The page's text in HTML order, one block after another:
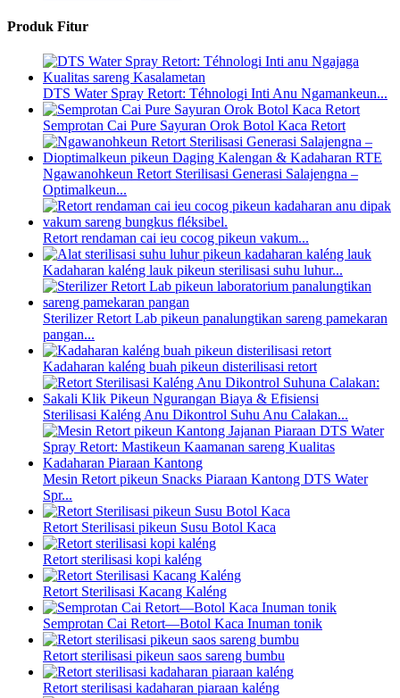
Produk Fitur
DTS Water Spray Retort: ​​Téhnologi Inti Anu Ngamankeun...
Semprotan Cai Pure Sayuran Orok Botol Kaca Retort
Ngawanohkeun Retort Sterilisasi Generasi Salajengna –
Optimalkeun...
Retort rendaman cai ieu cocog pikeun vakum...
Kadaharan kaléng lauk pikeun sterilisasi suhu luhur...
Sterilizer Retort Lab pikeun panalungtikan sareng pamekaran
pangan...
Kadaharan kaléng buah pikeun disterilisasi retort
Sterilisasi Kaléng Anu Dikontrol Suhu Anu Calakan...
Mesin Retort pikeun Snacks Piaraan Kantong DTS Water
Spr...
Retort Sterilisasi pikeun Susu Botol Kaca
Retort sterilisasi kopi kaléng
Retort Sterilisasi Kacang Kaléng
Semprotan Cai Retort—Botol Kaca Inuman tonik
Retort sterilisasi pikeun saos sareng bumbu
Retort sterilisasi kadaharan piaraan kaléng